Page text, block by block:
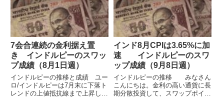
7会合連続の金利据え置
き インドルピーのスワッ
プ成績（8月1日週）
インドルピーの推移と成績 ユー
ロ/インドルピーは7月末に下落ト
レンドの上値抵抗線まで上昇して
インド8月CPIは3.65%に加
速 インドルピーのスワ
ップ成績（9月8日週）
インドルピーの推移 みなさん
こんにちは。金利の高い通貨に長
期分散投資して、スワップポイン